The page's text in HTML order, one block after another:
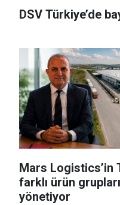
DSV Türkiye’de
Mars Logistics’in
farklı ürün
yönetiyor